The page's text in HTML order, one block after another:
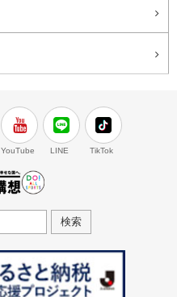
YouTube LINE TikTok
検索